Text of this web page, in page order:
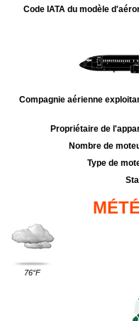
Code IATA du modèle
Compagnie aérienne
Propriétaire de
Nombre de
Type de
76°F